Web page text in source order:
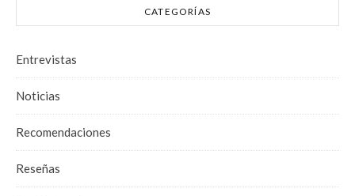
CATEGORÍAS
Entrevistas
Noticias
Recomendaciones
Reseñas